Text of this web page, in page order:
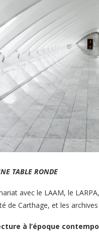
TABLE RONDE
avec le LAAM, le LARPA,
de Carthage, et les
à l’époque